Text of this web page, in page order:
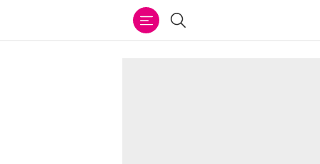
Buscar